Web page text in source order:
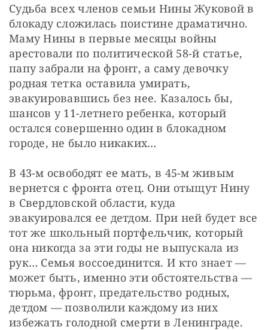
Судьба всех членов семьи Нины Жуковой в
блокаду сложилась поистине драматично.
Маму Нины в первые месяцы войны
арестовали по политической 58-й статье,
папу забрали на фронт, а саму девочку
родная тетка оставила умирать,
эвакуировавшись без нее. Казалось бы,
шансов у 11-летнего ребенка, который
остался совершенно один в блокадном
городе, не было никаких…
В 43-м освободят ее мать, в 45-м живым
вернется с фронта отец. Они отыщут Нину
в Свердловской области, куда
эвакуировался ее детдом. При ней будет все
тот же школьный портфельчик, который
она никогда за эти годы не выпускала из
рук… Семья воссоединится. И кто знает —
может быть, именно эти обстоятельства —
тюрьма, фронт, предательство родных,
детдом — позволили каждому из них
избежать голодной смерти в Ленинграде.